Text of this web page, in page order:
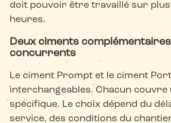
doit pouvoir être travaillé sur
heures.
Deux ciments
concurrents
Le ciment Prompt et le ciment
interchangeables. Chacun couvre
spécifique. Le choix dépend du
service, des conditions du